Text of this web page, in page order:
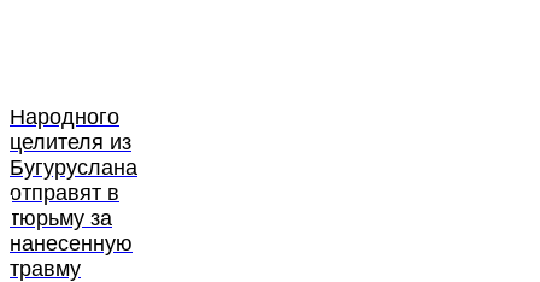
Народного
целителя из
Бугуруслана
отправят в
тюрьму за
нанесенную
травму